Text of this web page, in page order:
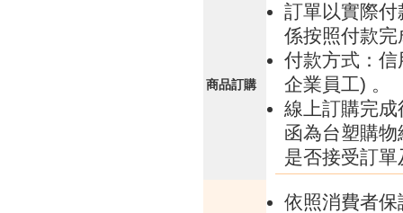
商品訂購
訂單以實際
係按照付款
付款方式：
企業員工) 。
線上訂購完
函為台塑購
是否接受訂
依照消費者